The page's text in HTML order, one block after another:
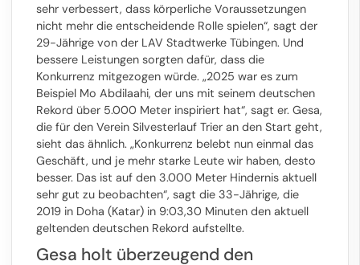
sehr verbessert, dass körperliche Voraussetzungen
nicht mehr die entscheidende Rolle spielen“, sagt der
29-Jährige von der LAV Stadtwerke Tübingen. Und
bessere Leistungen sorgten dafür, dass die
Konkurrenz mitgezogen würde. „2025 war es zum
Beispiel Mo Abdilaahi, der uns mit seinem deutschen
Rekord über 5.000 Meter inspiriert hat“, sagt er. Gesa,
die für den Verein Silvesterlauf Trier an den Start geht,
sieht das ähnlich. „Konkurrenz belebt nun einmal das
Geschäft, und je mehr starke Leute wir haben, desto
besser. Das ist auf den 3.000 Meter Hindernis aktuell
sehr gut zu beobachten“, sagt die 33-Jährige, die
2019 in Doha (Katar) in 9:03,30 Minuten den aktuell
geltenden deutschen Rekord aufstellte.
Gesa holt überzeugend den